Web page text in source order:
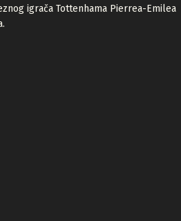
igrača Tottenhama Pierrea-Emilea